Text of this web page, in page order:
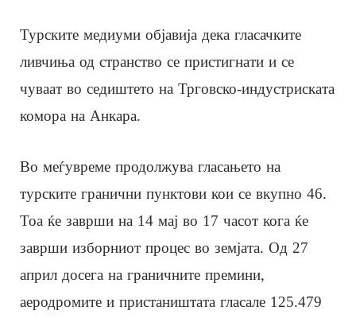
Турските медиуми објавија дека гласачките
ливчиња од странство се пристигнати и се
чуваат во седиштето на Трговско-индустриската
комора на Анкара.
Во меѓувреме продолжува гласањето на
турските гранични пунктови кои се вкупно 46.
Тоа ќе заврши на 14 мај во 17 часот кога ќе
заврши изборниот процес во земјата. Од 27
април досега на граничните премини,
аеродромите и пристаништата гласале 125.479